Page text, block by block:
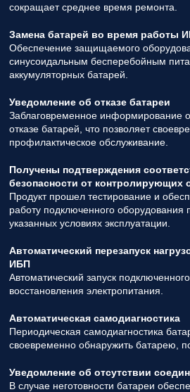
сокращает среднее время ремонта.
Замена батарей во время работы
Обеспечение защищаемого
синусоидальным бесперебойным
аккумуляторных батарей.
Уведомление об отказе батареи
Заблаговременное информирование
отказе батарей, что позволяет
профилактическое обслуживание.
Получены подтверждения
безопасности от контролирующих
Продукт прошел тестирование и
работу подключенного оборудования
указанных условиях эксплуатации.
Автоматический перезапуск
ИБП
Автоматический запуск
восстановления электропитания.
Автоматическая самодиагностика
Периодическая самодиагностика
своевременно обнаружить батарею,
Уведомление об отсутствии
В случае неготовности батареи